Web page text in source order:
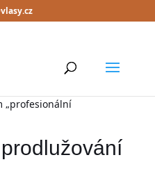
„profesionální